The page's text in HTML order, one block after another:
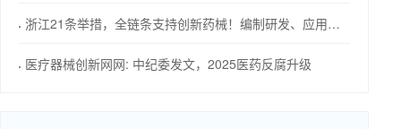
浙江21条举措，全链条支持创新药械！编制研发、应用清单，清单发布1个月内，医院“应配尽配”
医疗器械创新网网: 中纪委发文，2025医药反腐升级